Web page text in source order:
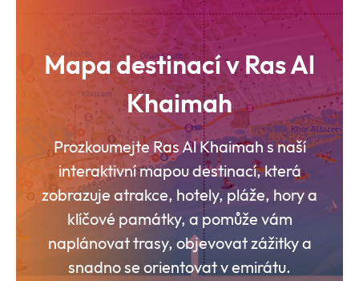
Mapa destinací v Ras Al
Khaimah
Prozkoumejte Ras Al Khaimah s naší
interaktivní mapou destinací, která
zobrazuje atrakce, hotely, pláže, hory a
klíčové památky, a pomůže vám
naplánovat trasy, objevovat zážitky a
snadno se orientovat v emirátu.